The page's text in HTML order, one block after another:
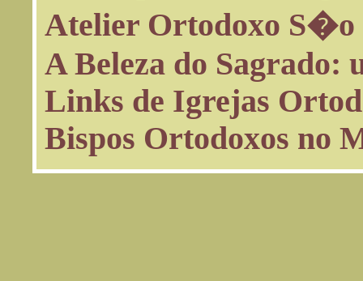
Atelier Ortodoxo S�o
A Beleza do Sagrado:
Links de Igrejas
Bispos Ortodoxos no